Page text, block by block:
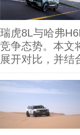
瑞虎8L与哈弗
竞争态势。本文
展开对比，并结